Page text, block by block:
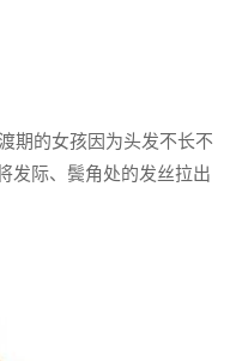
期的女孩因为头发不长不
发际、鬓角处的发丝拉出